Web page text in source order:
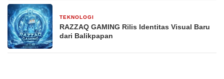
TEKNOLOGI
RAZZAQ GAMING Rilis Identitas Visual Baru
dari Balikpapan